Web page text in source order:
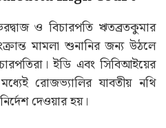
ও বিচারপতি ঋতব্রতকুমার
মামলা শুনানির জন্য উঠলে
ইডি এবং সিবিআইয়ের
রোজভ্যালির যাবতীয় নথি
দেওয়ার হয়।